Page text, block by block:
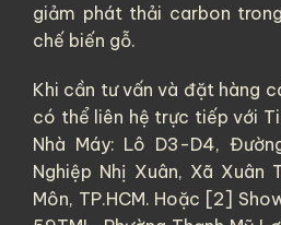
giảm phát thải carbon
chế biến gỗ.
Khi cần tư vấn và đặt hàng
có thể liên hệ trực tiếp với
Nhà Máy: Lô D3-D4,
Nghiệp Nhị Xuân, Xã Xuân
Môn, TP.HCM. Hoặc [2]